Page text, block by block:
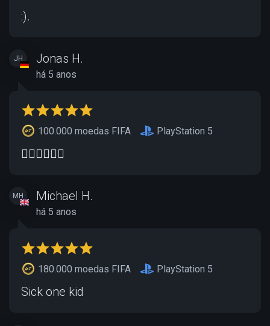
:).
JH Jonas H.
há 5 anos
100.000 moedas FIFA PlayStation 5
👍🏻👍🏻👍🏻
MH Michael H.
há 5 anos
180.000 moedas FIFA PlayStation 5
Sick one kid